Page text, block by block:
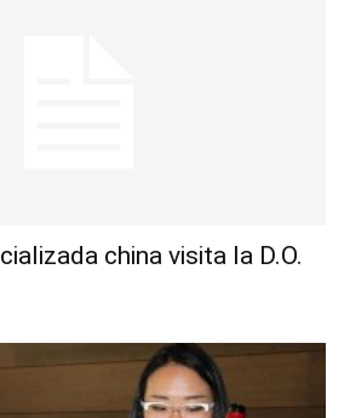
china visita la D.O.